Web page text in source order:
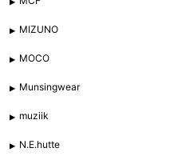
MIZUNO
MOCO
Munsingwear
muziik
N.E.hutte